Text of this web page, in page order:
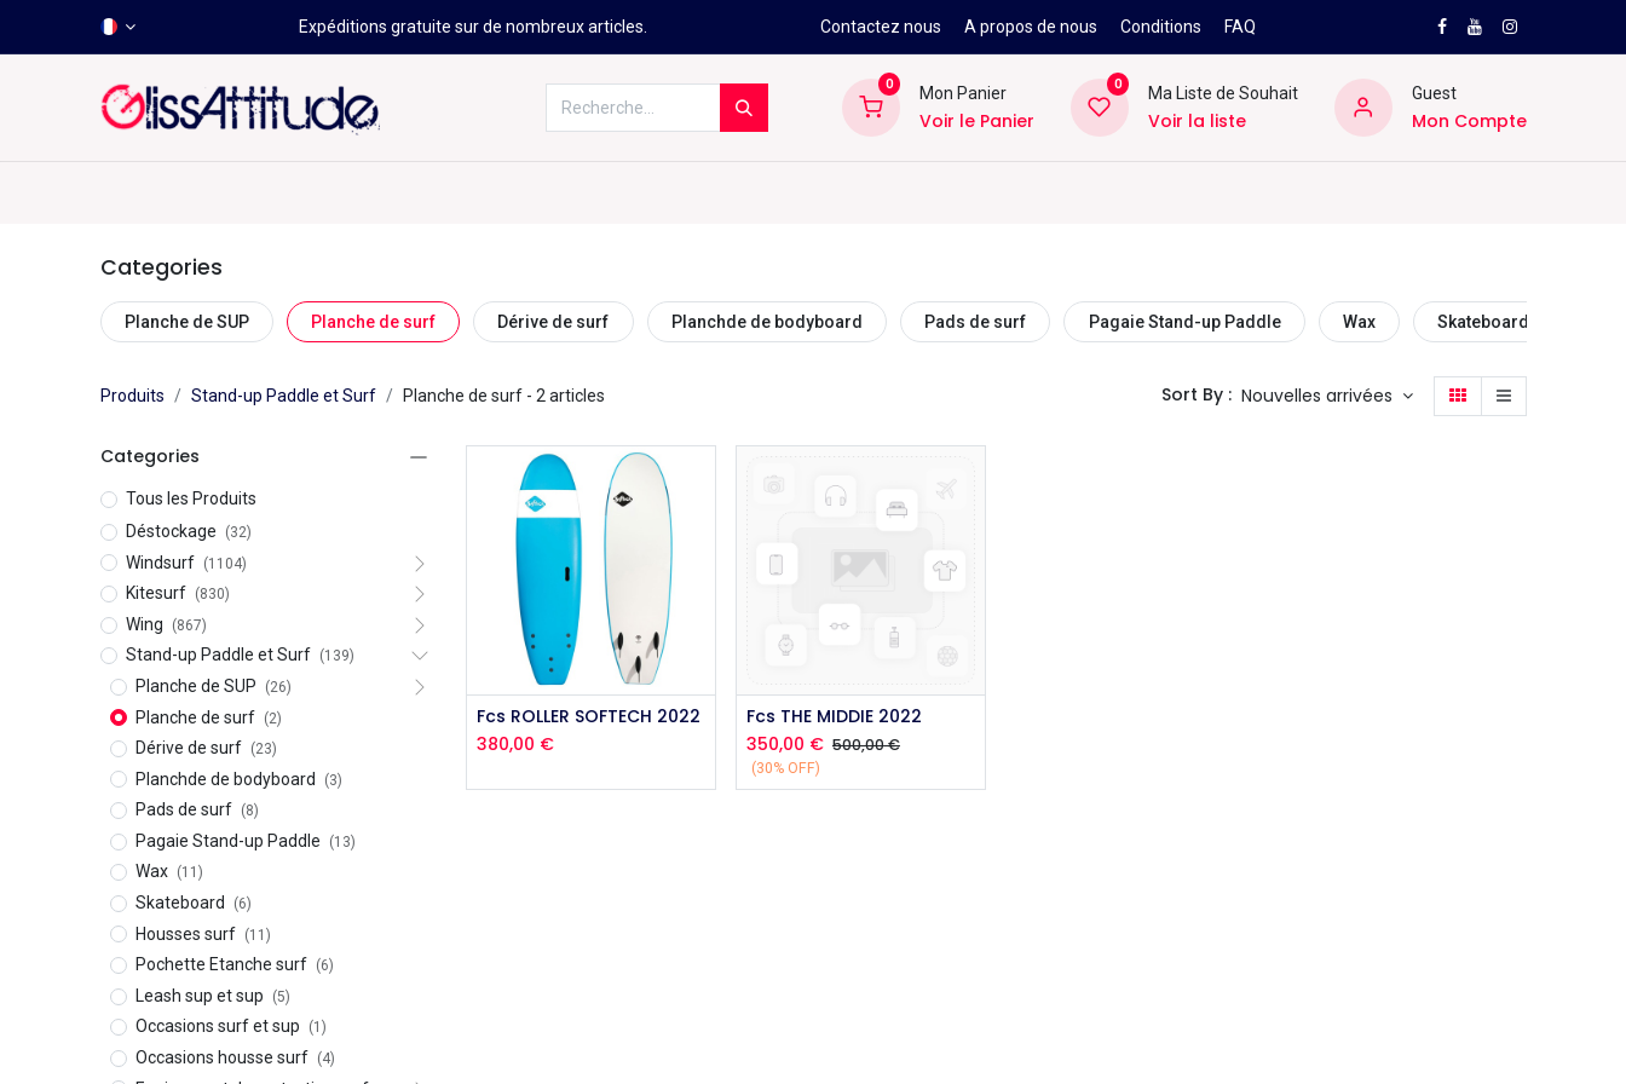
Expéditions gratuite sur de nombreux articles. Contactez nous A propos de nous Conditions FAQ
0
Mon Panier
Voir le Panier
0
Ma Liste de Souhait
Voir la liste
Guest
Mon Compte
Categories
Planche de SUP Planche de surf Dérive de surf Planchde de bodyboard Pads de surf Pagaie Stand-up Paddle Wax Skateboard
Produits Stand-up Paddle et Surf Planche de surf- 2 articles Sort By : Nouvelles arrivées
Categories
Tous les Produits
Déstockage
(32)
Windsurf (1104)
Kitesurf (830)
Wing (867)
Stand-up Paddle et Surf (139)
Planche de SUP (26)
Planche de surf (2)
Dérive de surf (23)
Planchde de bodyboard (3)
Pads de surf (8)
Pagaie Stand-up Paddle (13)
Wax (11)
Skateboard (6)
Housses surf (11)
Pochette Etanche surf (6)
Leash sup et sup (5)
Occasions surf et sup (1)
Occasions housse surf (4)
Fcs ROLLER SOFTECH 2022
380,00 €
Fcs THE MIDDIE 2022
350,00 € 500,00€
(30% OFF)